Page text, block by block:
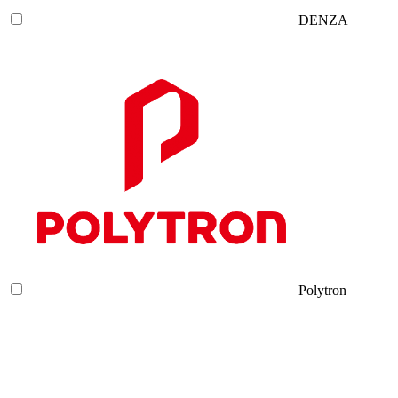
DENZA
Polytron